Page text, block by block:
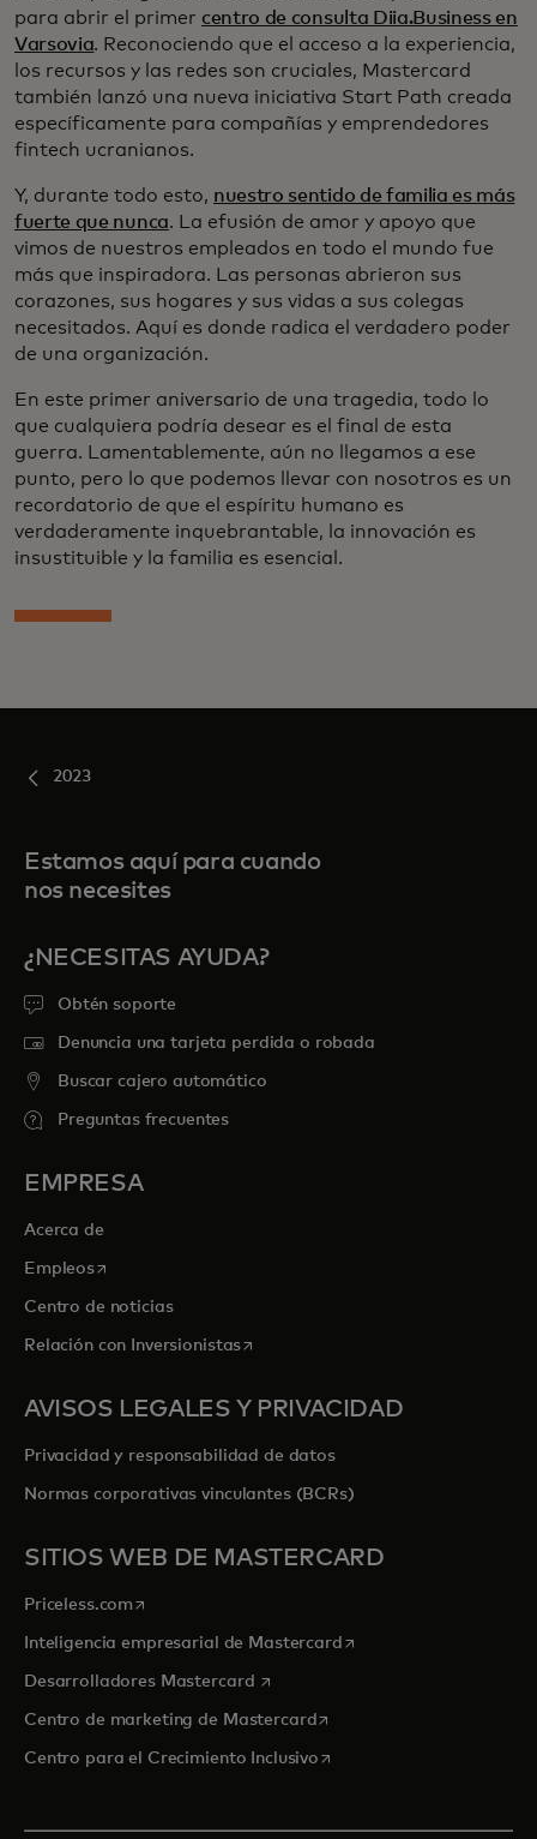
para abrir el primer centro de consulta Diia.Business en
Varsovia. Reconociendo que el acceso a la experiencia,
los recursos y las redes son cruciales, Mastercard
también lanzó una nueva iniciativa Start Path creada
específicamente para compañías y emprendedores
fintech ucranianos.
Y, durante todo esto, nuestro sentido de familia es más
fuerte que nunca. La efusión de amor y apoyo que
vimos de nuestros empleados en todo el mundo fue
más que inspiradora. Las personas abrieron sus
corazones, sus hogares y sus vidas a sus colegas
necesitados. Aquí es donde radica el verdadero poder
de una organización.
En este primer aniversario de una tragedia, todo lo
que cualquiera podría desear es el final de esta
guerra. Lamentablemente, aún no llegamos a ese
punto, pero lo que podemos llevar con nosotros es un
recordatorio de que el espíritu humano es
verdaderamente inquebrantable, la innovación es
insustituible y la familia es esencial.
2023
Estamos aquí para cuando
nos necesites
¿NECESITAS AYUDA?
Obtén soporte
Denuncia una tarjeta perdida o robada
Buscar cajero automático
Preguntas frecuentes
EMPRESA
Acerca de
Empleosse abre en una pestaña nueva
Centro de noticias
Relación con Inversionistasse abre en una pestaña nueva
AVISOS LEGALES Y PRIVACIDAD
Privacidad y responsabilidad de datos
Normas corporativas vinculantes (BCRs)
SITIOS WEB DE MASTERCARD
Priceless.com se abre en una pestaña nueva
Inteligencia empresarial de Mastercardse abre en una pestaña
Desarrolladores Mastercard se abre en una pestaña nueva
Centro de marketing de Mastercardse abre en una pestaña
Centro para el Crecimiento Inclusivose abre en una pestaña